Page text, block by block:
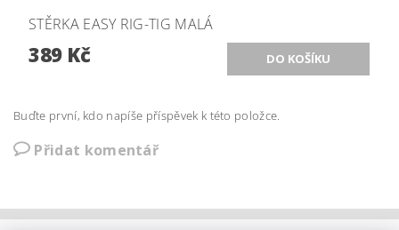
STĚRKA EASY RIG-TIG MALÁ
389 Kč
Buďte první, kdo napíše příspěvek k této položce.
Přidat komentář